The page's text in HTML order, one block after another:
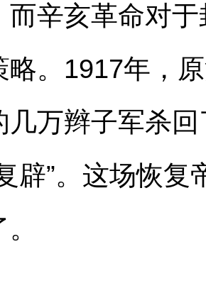
而辛亥革命对
略。1917年，
几万辫子军杀
辟”。这场恢